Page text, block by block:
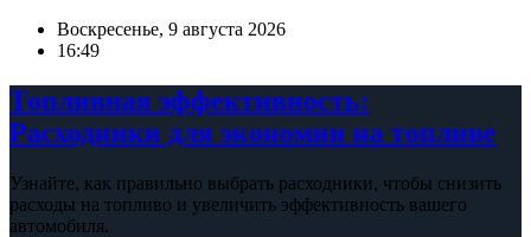
ПерейтиВоскресенье, 9 августа 2026
16:49
Топливная эффективность:
Расходники для экономии на топливе
Узнайте, как правильно выбрать расходники, чтобы снизить
расходы на топливо и увеличить эффективность вашего
автомобиля.